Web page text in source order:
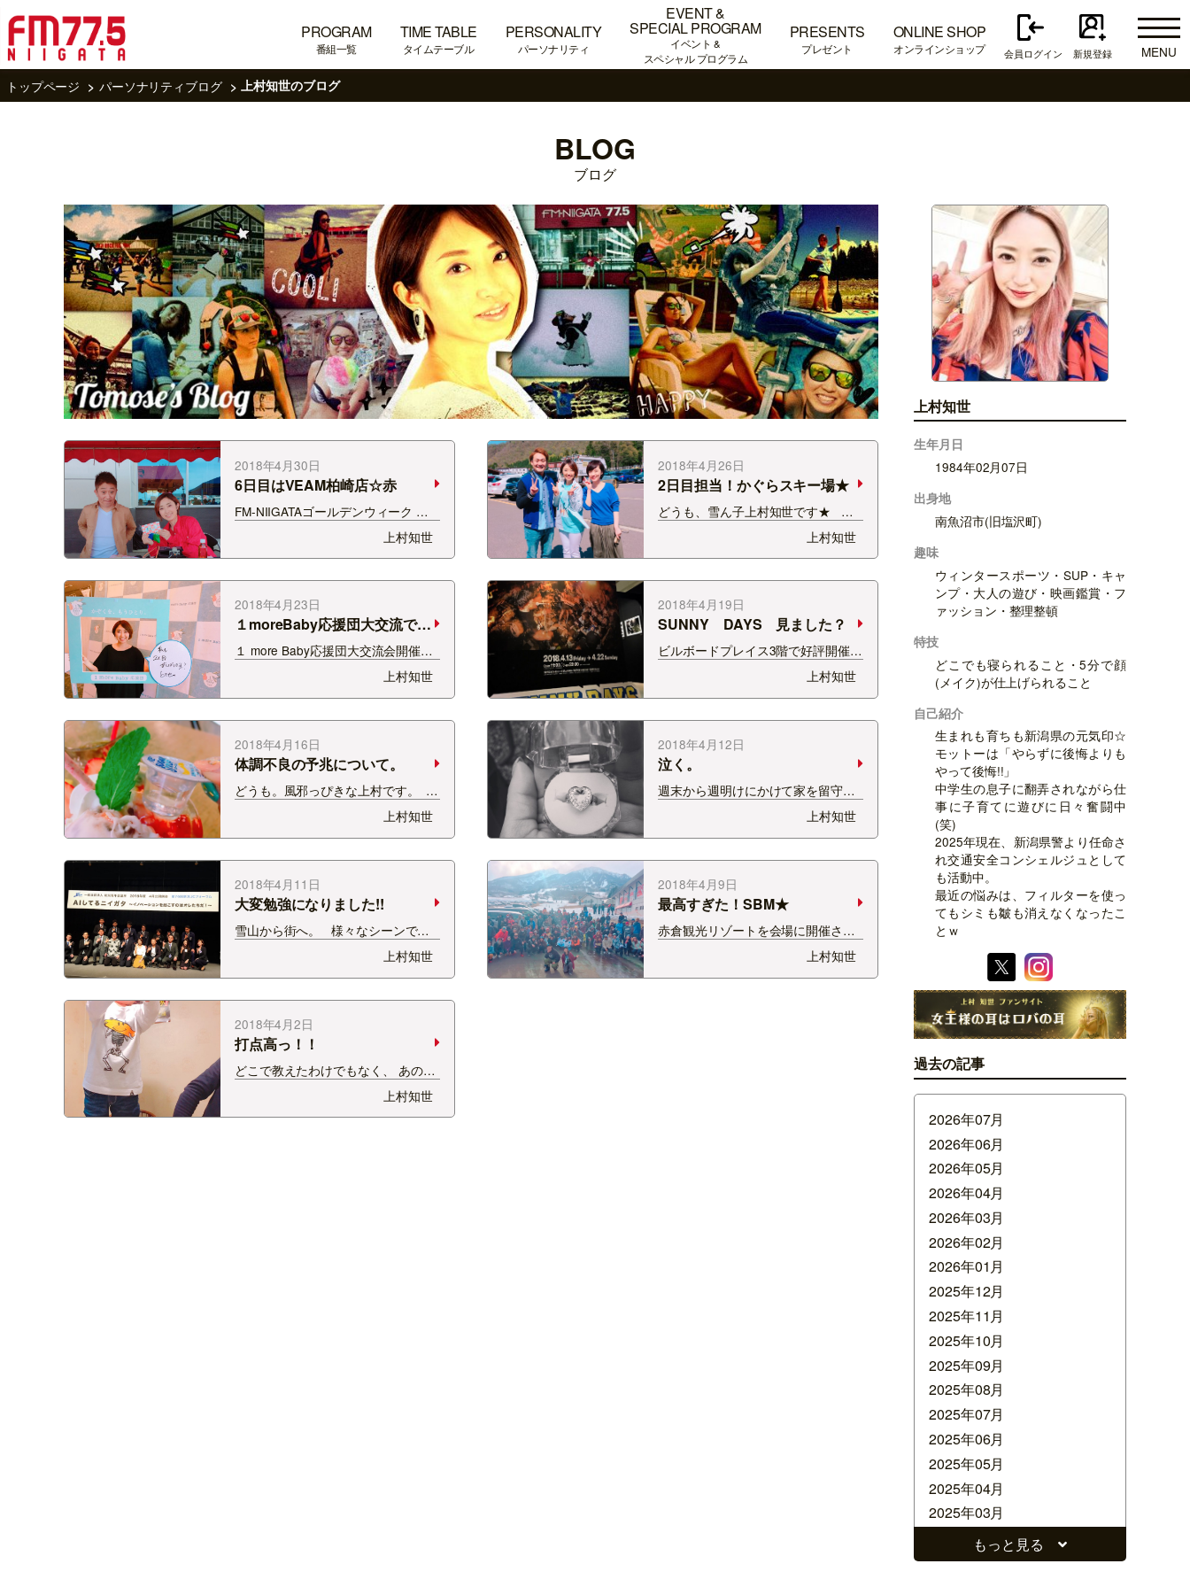
PROGRAM
番組一覧
TIME TABLE
タイムテーブル
PERSONALITY
パーソナリティ
EVENT &
SPECIAL PROGRAM
イベント &
スペシャル プログラム
PRESENTS
プレゼント
ONLINE SHOP
オンラインショップ 会員ログイン 新規登録
MENU
トップページ
パーソナリティブログ 上村知世のブログ
BLOG
ブログ
2018年4月30日
6日目はVEAM柏崎店☆赤
FM-NIIGATAゴールデンウィーク ス
テッカーキャンペーン☆ 6日目は、
Gottcha!!(月)担当チームでお邪魔虫♪
ヤン先生と久々のステキャンでした
ー！ 貴重なお休みの中、たくさん
の方…
上村知世
2018年4月26日
2日目担当！かぐらスキー場★
どうも、雪ん子上村知世です★ 春
スキー営業中のかぐらスキー場で開
催となった FM-NIIGATAゴールデン
ウィークステッカーキャンペーン♪
今日は先輩たちに囲まれ私が担当さ
せていただきました！…
上村知世
2018年4月23日
１moreBaby応援団大交流でき
ました！
１ more Baby応援団大交流会開催！
週末お会いした皆様本当にお疲れ様
でした★ ２人目がほしいけ
ど・・・ といろんな事情で悩んでい
る方や２人目以上を考えている方が
集合。 悩み人である私も…
上村知世
2018年4月19日
SUNNY DAYS 見ました？
ビルボードプレイス3階で好評開催中
STANDARD 写真展 SUNNY
DAYS 土日は入場規制がかかるほ
どの大盛況だったそうですが、 22日
(日)まで…
上村知世
2018年4月16日
体調不良の予兆について。
どうも。風邪っぴきな上村です。
冬を乗り越え、怒涛のイベントを完
遂したら、 私に風邪ウィルスの魔の
手が・・・OTL。。。 そこに加
え、息子も溶連菌感染症に繰り返し
罹患で 家族みんなで寝不足。。…
上村知世
2018年4月12日
泣く。
週末から週明けにかけて家を留守に
していた私。 久々に息子に会った時
に、泣かされてしまいました。
「ママ、おかえり～♪」 といつもの
ようにひょうきんなスタイルで走っ
てきたと思ったら、 &nbsp…
上村知世
2018年4月11日
大変勉強になりました!!
雪山から街へ。 様々なシーンでマ
イクをにぎらせていただいています
が、 雪上からホールのステージとは
しごをすることになろうとはｗ ９
日(月)は新潟市民プラザで開催され
たフォーラムに パネリストと…
上村知世
2018年4月9日
最高すぎた！SBM★
赤倉観光リゾートを会場に開催され
た 【SNOWBOARD MASTERS】
国内のトップライダーが大集結！ 男
子100、女子50のエントリーで盛り
上村知世
2018年4月2日
打点高っ！！
どこで教えたわけでもなく、 あのイ
ケメン俳優さんに影響を受けたわけ
でもないのに・・・ すんごい上か
らマヨかけてるーｗｗｗ きちんと的
上村知世
上村知世
生年月日
1984年02月07日
出身地
南魚沼市(旧塩沢町)
趣味
ウィンタースポーツ・SUP・キャ
ンプ・大人の遊び・映画鑑賞・フ
ァッション・整理整頓
特技
どこでも寝られること・5分で顔
(メイク)が仕上げられること
自己紹介
生まれも育ちも新潟県の元気印☆
モットーは「やらずに後悔よりも
やって後悔!!」
中学生の息子に翻弄されながら仕
事に子育てに遊びに日々奮闘中
(笑)
2025年現在、新潟県警より任命さ
れ交通安全コンシェルジュとして
も活動中。
最近の悩みは、フィルターを使っ
てもシミも皺も消えなくなったこ
とｗ
過去の記事
2026年07月
2026年06月
2026年05月
2026年04月
2026年03月
2026年02月
2026年01月
2025年12月
2025年11月
2025年10月
2025年09月
2025年08月
2025年07月
2025年06月
2025年05月
2025年04月
2025年03月
2025年02月
2025年01月
もっと見る